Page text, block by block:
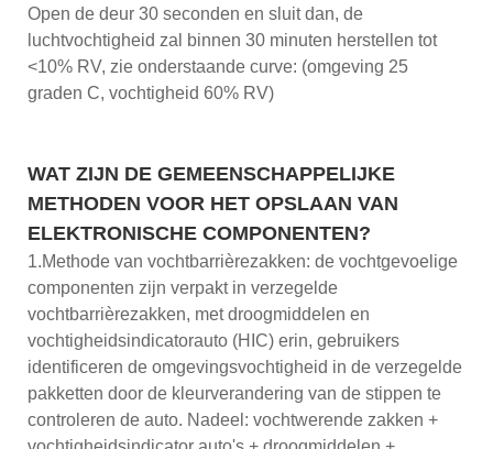
Open de deur 30 seconden en sluit dan, de
luchtvochtigheid zal binnen 30 minuten herstellen tot
<10% RV, zie onderstaande curve: (omgeving 25
graden C, vochtigheid 60% RV)
WAT ZIJN DE GEMEENSCHAPPELIJKE
METHODEN VOOR HET OPSLAAN VAN
ELEKTRONISCHE COMPONENTEN?
1.Methode van vochtbarrièrezakken: de vochtgevoelige
componenten zijn verpakt in verzegelde
vochtbarrièrezakken, met droogmiddelen en
vochtigheidsindicatorauto (HIC) erin, gebruikers
identificeren de omgevingsvochtigheid in de verzegelde
pakketten door de kleurverandering van de stippen te
controleren de auto. Nadeel: vochtwerende zakken +